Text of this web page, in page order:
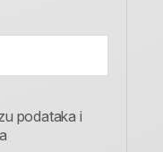
podataka i